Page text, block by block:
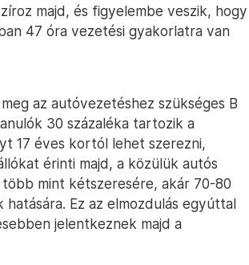
majd, és figyelembe veszik, hogy
47 óra vezetési gyakorlatra van
az autóvezetéshez szükséges B
30 százaléka tartozik a
17 éves kortól lehet szerezni,
érinti majd, a közülük autós
mint kétszeresére, akár 70-80
Ez az elmozdulás egyúttal
jelentkeznek majd a